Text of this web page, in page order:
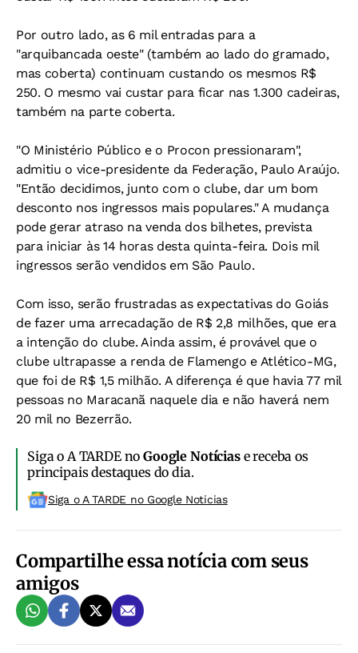
Por outro lado, as 6 mil entradas para a
"arquibancada oeste" (também ao lado do gramado,
mas coberta) continuam custando os mesmos R$
250. O mesmo vai custar para ficar nas 1.300 cadeiras,
também na parte coberta.
"O Ministério Público e o Procon pressionaram",
admitiu o vice-presidente da Federação, Paulo Araújo.
"Então decidimos, junto com o clube, dar um bom
desconto nos ingressos mais populares." A mudança
pode gerar atraso na venda dos bilhetes, prevista
para iniciar às 14 horas desta quinta-feira. Dois mil
ingressos serão vendidos em São Paulo.
Com isso, serão frustradas as expectativas do Goiás
de fazer uma arrecadação de R$ 2,8 milhões, que era
a intenção do clube. Ainda assim, é provável que o
clube ultrapasse a renda de Flamengo e Atlético-MG,
que foi de R$ 1,5 milhão. A diferença é que havia 77 mil
pessoas no Maracanã naquele dia e não haverá nem
20 mil no Bezerrão.
Siga o A TARDE noGoogle Notíciase receba os
principais destaques do dia.
Siga o A TARDE no Google Noticias
Compartilhe essa notícia com seus
amigos